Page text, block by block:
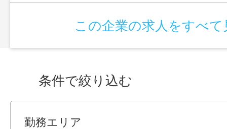
この企業の求人をすべて
条件で絞り込む
勤務エリア